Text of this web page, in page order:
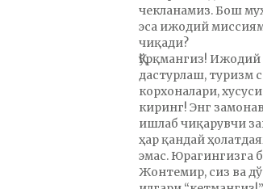
чекланамиз. Бош
эса ижодий
чиқади?
Қўрқмангиз! Ижодий
дастурлаш, туризм
корхоналари,
киринг! Энг
ишлаб чиқарувчи
ҳар қандай
эмас. Юрагингизга
Жонтемир, сиз ва